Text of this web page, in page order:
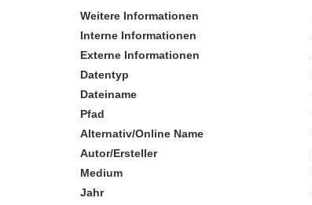
Weitere Informationen
Interne Informationen
Externe Informationen
Datentyp
Dateiname
Pfad
Alternativ/Online Name
Autor/Ersteller
Medium
Jahr